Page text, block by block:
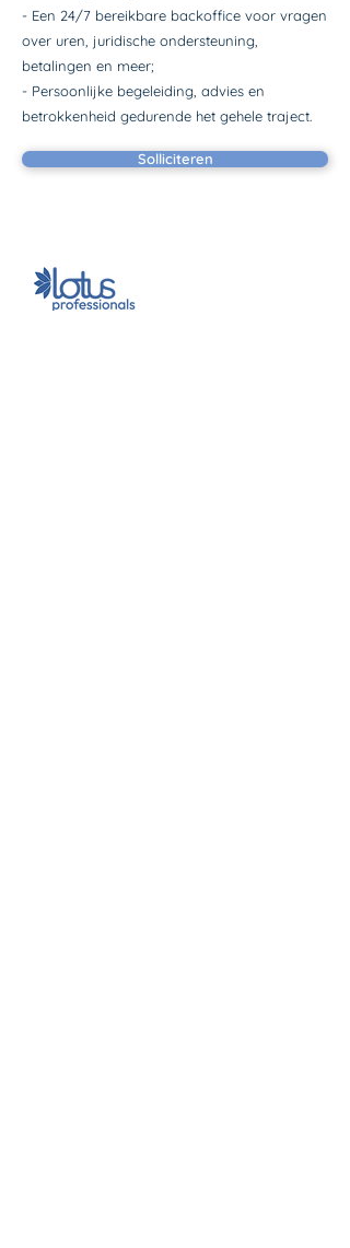
- Een 24/7 bereikbare backoffice voor vragen
over uren, juridische ondersteuning,
betalingen en meer;
- Persoonlijke begeleiding, advies en
betrokkenheid gedurende het gehele traject.
Solliciteren